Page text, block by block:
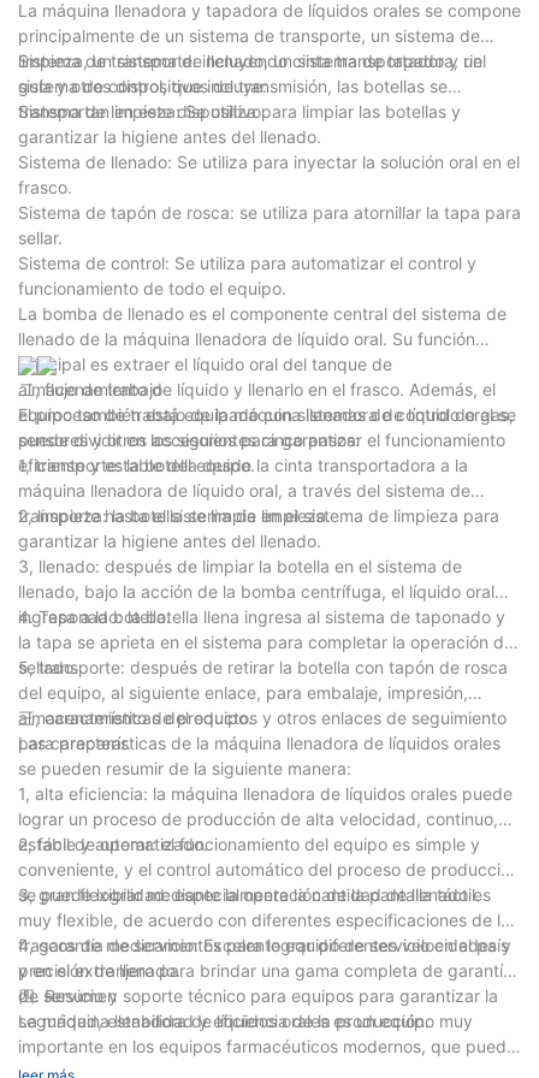
La máquina llenadora y tapadora de líquidos orales se compone
principalmente de un sistema de transporte, un sistema de
limpieza, un sistema de llenado, un sistema de tapado y un
sistema de control, que incluye:
Sistema de transporte: incluyendo cinta transportadora, riel
guía y otros dispositivos de transmisión, las botellas se
transportan en este dispositivo.
Sistema de limpieza: Se utiliza para limpiar las botellas y
garantizar la higiene antes del llenado.
Sistema de llenado: Se utiliza para inyectar la solución oral en el
frasco.
Sistema de tapón de rosca: se utiliza para atornillar la tapa para
sellar.
Sistema de control: Se utiliza para automatizar el control y
funcionamiento de todo el equipo.
La bomba de llenado es el componente central del sistema de
llenado de la máquina llenadora de líquido oral. Su función
principal es extraer el líquido oral del tanque de
almacenamiento de líquido y llenarlo en el frasco. Además, el
equipo también está equipado con sistemas de control de gas,
sensores y otros accesorios para garantizar el funcionamiento
eficiente y estable del equipo.
二, flujo de trabajo
El proceso de trabajo de la máquina llenadora de líquido oral se
puede dividir en los siguientes cinco pasos:
1, transporte: la botella desde la cinta transportadora a la
máquina llenadora de líquido oral, a través del sistema de
transporte hasta el sistema de limpieza.
2, limpieza: la botella se limpia en el sistema de limpieza para
garantizar la higiene antes del llenado.
3, llenado: después de limpiar la botella en el sistema de
llenado, bajo la acción de la bomba centrífuga, el líquido oral
ingresa a la botella.
4. Taponado: la botella llena ingresa al sistema de taponado y
la tapa se aprieta en el sistema para completar la operación de
sellado.
5, transporte: después de retirar la botella con tapón de rosca
del equipo, al siguiente enlace, para embalaje, impresión,
almacenamiento de productos y otros enlaces de seguimiento
para preparar.
三, características del equipo.
Las características de la máquina llenadora de líquidos orales
se pueden resumir de la siguiente manera:
1, alta eficiencia: la máquina llenadora de líquidos orales puede
lograr un proceso de producción de alta velocidad, continuo,
estable y automatizado.
2, fácil de operar: el funcionamiento del equipo es simple y
conveniente, y el control automático del proceso de producción
se puede lograr mediante la operación de la pantalla táctil.
3, gran flexibilidad: especialmente la cantidad de llenado es
muy flexible, de acuerdo con diferentes especificaciones de los
frascos de medicamentos para lograr diferentes velocidades y
precisión de llenado.
4, garantía de servicio: Excelente equipo de servicio en el país
y en el extranjero para brindar una gama completa de garantía
de servicio y soporte técnico para equipos para garantizar la
seguridad, estabilidad y eficiencia de la producción.
四. Resumen
La máquina llenadora de líquidos orales es un equipo muy
importante en los equipos farmacéuticos modernos, que puede
completar automáticamente una serie de tareas como limpieza